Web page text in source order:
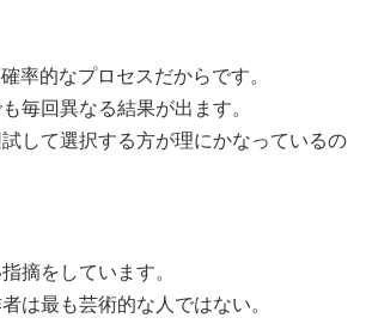
率的なプロセスだからです。
毎回異なる結果が出ます。
して選択する方が理にかなっているの
摘をしています。
は最も芸術的な人ではない。